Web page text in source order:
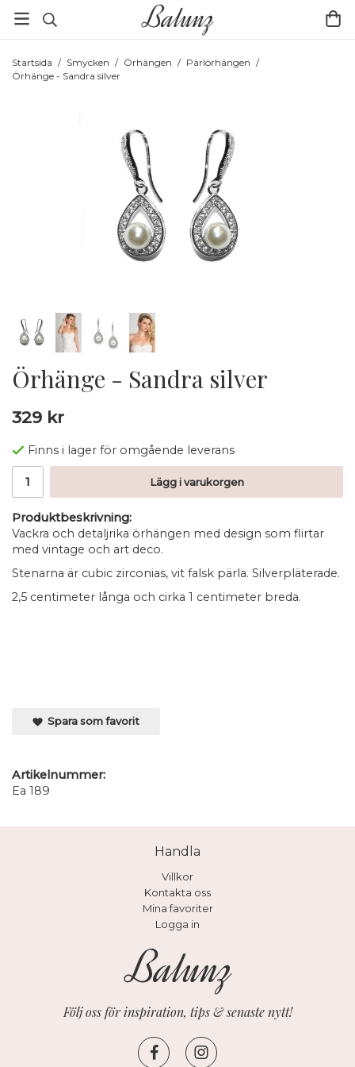
Startsida / Smycken / Örhängen / Pärlörhängen /
Örhänge - Sandra silver
Örhänge - Sandra silver
329 kr
Finns i lager för omgående leverans
Lägg i varukorgen
Produktbeskrivning:
Vackra och detaljrika örhängen med design som flirtar
med vintage och art deco.
Stenarna är cubic zirconias, vit falsk pärla. Silverpläterade.
2,5 centimeter långa och cirka 1 centimeter breda.
Spara som favorit
Artikelnummer:
Ea 189
Handla
Villkor
Kontakta oss
Mina favoriter
Logga in
Följ oss för inspiration, tips & senaste nytt!